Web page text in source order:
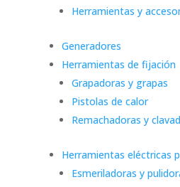
Herramientas y
Generadores
Herramientas de fijación
Grapadoras y grapas
Pistolas de calor
Remachadoras y
Herramientas eléctricas
Esmeriladoras y